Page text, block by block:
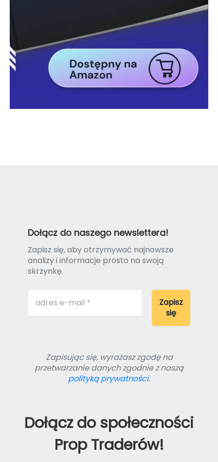
Dołącz do naszego newslettera!
Zapisz się, aby otrzymywać najnowsze
analizy i informacje prosto na swoją
skrzynkę.
Zapisując się, wyrażasz zgodę na
przetwarzanie danych zgodnie z naszą
polityką prywatności.
Dołącz do społeczności
Prop Traderów!